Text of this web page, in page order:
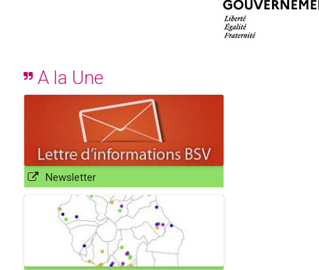
A la Une
Newsletter